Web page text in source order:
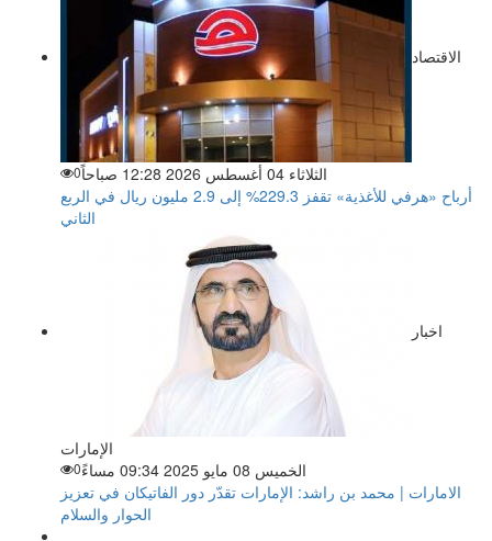
الاقتصاد
الثلاثاء 04 أغسطس 2026 12:28 صباحاً 0
أرباح «هرفي للأغذية» تقفز 229.3% إلى 2.9 مليون ريال في الربع
الثاني
اخبار
الإمارات
الخميس 08 مايو 2025 09:34 مساءً
0
الامارات | محمد بن راشد: الإمارات تقدّر دور الفاتيكان في تعزيز
الحوار والسلام